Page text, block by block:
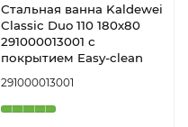
Стальная ванна Kaldewei
Classic Duo 110 180х80
291000013001 с
покрытием Easy-clean
291000013001